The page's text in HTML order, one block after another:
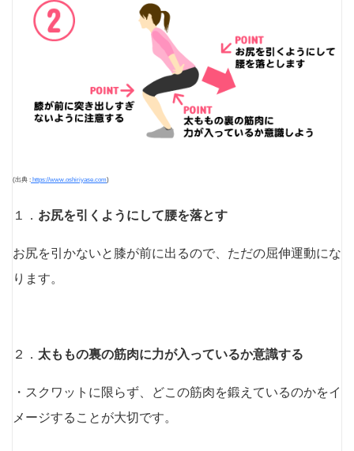
(出典 : https://www.oshiriyase.com)
１． お尻を引くようにして腰を落とす
お尻を引かないと膝が前に出るので、ただの屈伸運動にな
ります。
２． 太ももの裏の筋肉に力が入っているか意識する
・スクワットに限らず、どこの筋肉を鍛えているのかをイ
メージすることが大切です。